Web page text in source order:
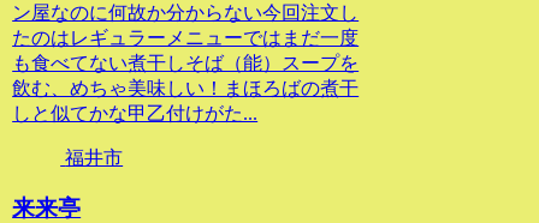
ン屋なのに何故か分からない今回注文し
たのはレギュラーメニューではまだ一度
も食べてない煮干しそば（能）スープを
飲む、めちゃ美味しい！まほろばの煮干
しと似てかな甲乙付けがた...
福井市
来来亭